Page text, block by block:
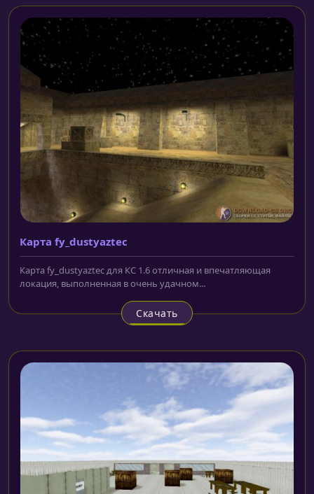
Карта fy_dustyaztec
Карта fy_dustyaztec для КС 1.6 отличная и впечатляющая
локация, выполненная в очень удачном...
Скачать